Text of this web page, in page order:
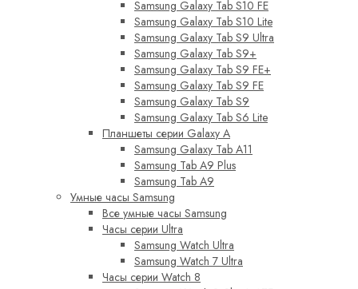
Samsung Galaxy Tab S10 FE
Samsung Galaxy Tab S10 Lite
Samsung Galaxy Tab S9 Ultra
Samsung Galaxy Tab S9+
Samsung Galaxy Tab S9 FE+
Samsung Galaxy Tab S9 FE
Samsung Galaxy Tab S9
Samsung Galaxy Tab S6 Lite
Планшеты серии Galaxy A
Samsung Galaxy Tab A11
Samsung Tab A9 Plus
Samsung Tab A9
Умные часы Samsung
Все умные часы Samsung
Часы серии Ultra
Samsung Watch Ultra
Samsung Watch 7 Ultra
Часы серии Watch 8